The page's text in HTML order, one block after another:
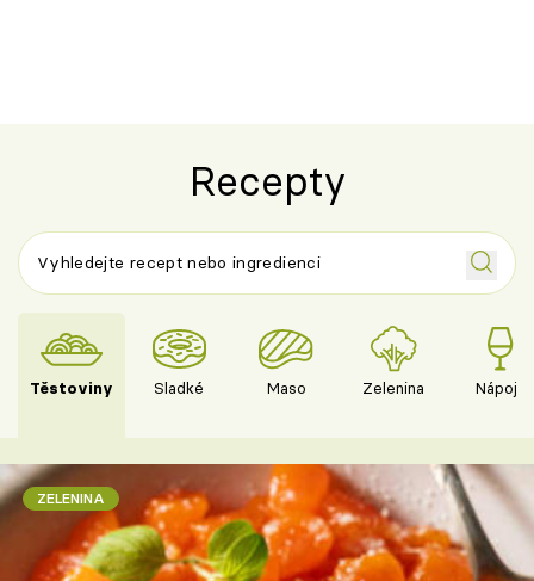
Recepty
Těstoviny Sladké Maso Zelenina Nápoje
ZELENINA